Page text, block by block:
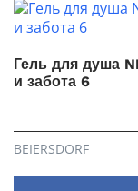
Гель для душа
и забота 6
BEIERSDORF